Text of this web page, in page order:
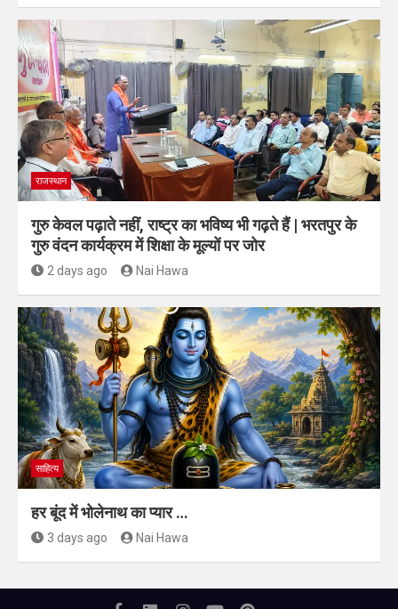
राजस्थान
गुरु केवल पढ़ाते नहीं, राष्ट्र का भविष्य भी गढ़ते हैं | भरतपुर के
गुरु वंदन कार्यक्रम में शिक्षा के मूल्यों पर जोर
2 days ago Nai Hawa
साहित्य
हर बूंद में भोलेनाथ का प्यार …
3 days ago Nai Hawa